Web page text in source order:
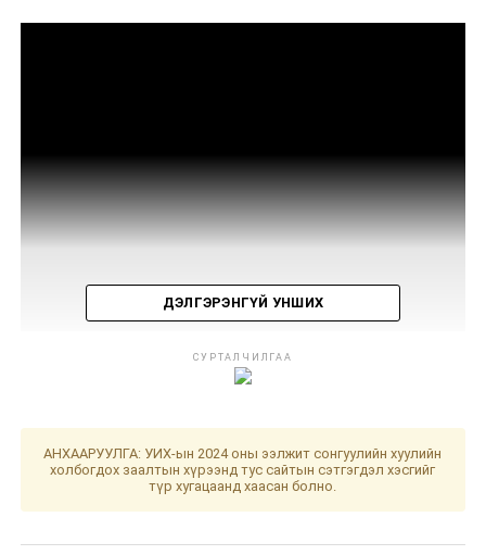
ДАРААХ МЭДЭЭ
Өрх гэрт цэвэрлэгээ, халдваргүйжүүлэлт хэрхэн хийх
ДЭЛГЭРЭНГҮЙ УНШИХ
СУРТАЛЧИЛГАА
АНХААРУУЛГА: УИХ-ын 2024 оны ээлжит сонгуулийн хуулийн
холбогдох заалтын хүрээнд тус сайтын сэтгэгдэл хэсгийг
түр хугацаанд хаасан болно.